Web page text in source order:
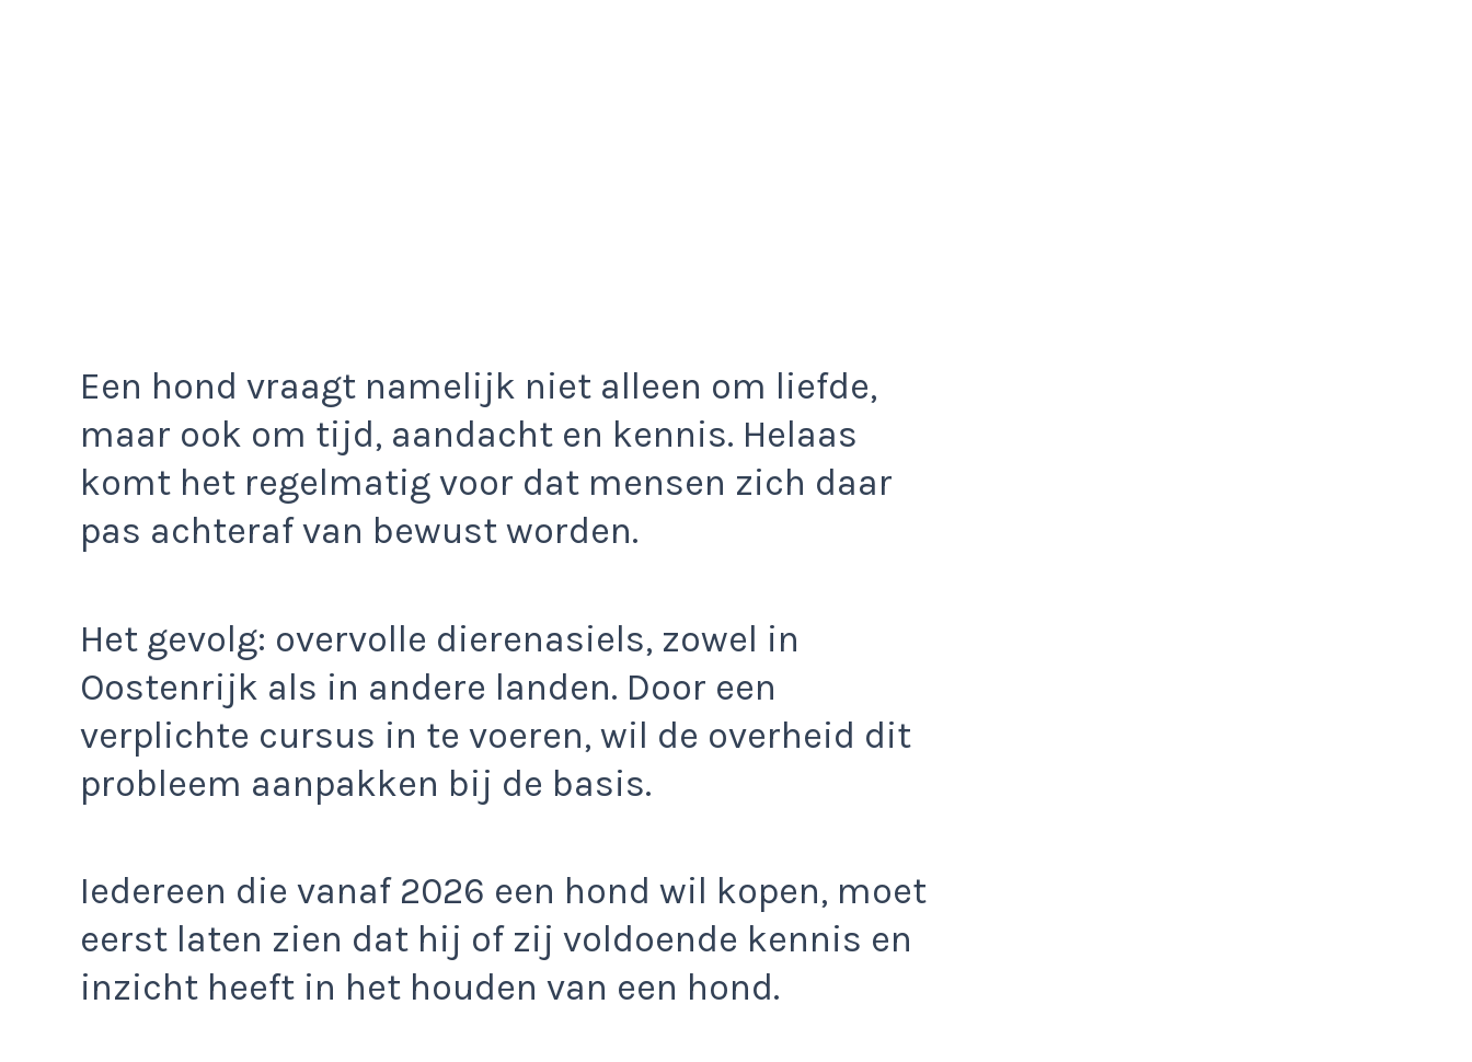
Een hond vraagt namelijk niet alleen om liefde,
maar ook om tijd, aandacht en kennis. Helaas
komt het regelmatig voor dat mensen zich daar
pas achteraf van bewust worden.
Het gevolg: overvolle dierenasiels, zowel in
Oostenrijk als in andere landen. Door een
verplichte cursus in te voeren, wil de overheid dit
probleem aanpakken bij de basis.
Iedereen die vanaf 2026 een hond wil kopen, moet
eerst laten zien dat hij of zij voldoende kennis en
inzicht heeft in het houden van een hond.